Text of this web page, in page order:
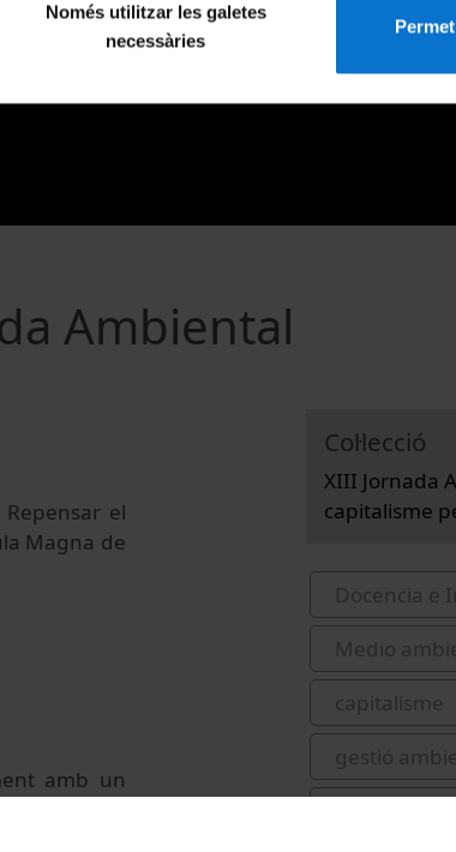
Només utilitzar les galetes
necessàries
Ambiental
el
Magna de
amb un
Col·lecció
XIII Jornada
capitalisme
Docencia e
Medio
capitalisme
gestió